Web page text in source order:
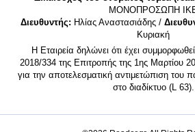
MONΟΠΡΟΣΩΠΗ
Διευθυντής: Ηλίας Αναστασιάδης /
Κυριακή
Η Εταιρεία δηλώνει ότι έχει
2018/334 της Επιτροπής της 1ης Μαρτίου
για την αποτελεσματική αντιμετώπιση του
στο διαδίκτυο (L 63).